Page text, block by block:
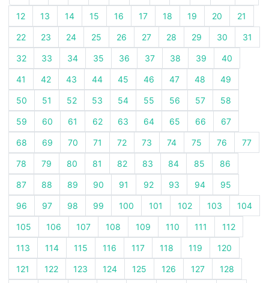
12 13 14 15 16 17 18 19 20 21
22 23 24 25 26 27 28 29 30 31
32 33 34 35 36 37 38 39 40
41 42 43 44 45 46 47 48 49
50 51 52 53 54 55 56 57 58
59 60 61 62 63 64 65 66 67
68 69 70 71 72 73 74 75 76 77
78 79 80 81 82 83 84 85 86
87 88 89 90 91 92 93 94 95
96 97 98 99 100 101 102 103 104
105 106 107 108 109 110 111 112
113 114 115 116 117 118 119 120
121 122 123 124 125 126 127 128